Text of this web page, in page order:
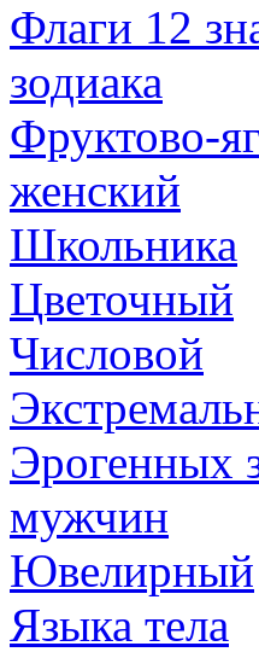
Флаги 12
зодиака
Фруктово-
женский
Школьника
Цветочный
Числовой
Эрогенных
мужчин
Ювелирный
Языка тела